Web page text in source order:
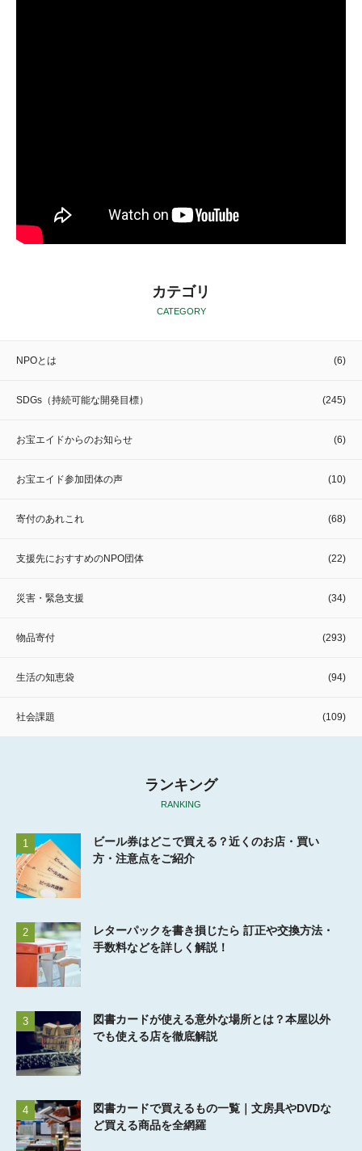
カテゴリ
CATEGORY
NPOとは (6)
SDGs（持続可能な開発目標） (245)
お宝エイドからのお知らせ (6)
お宝エイド参加団体の声 (10)
寄付のあれこれ (68)
支援先におすすめのNPO団体 (22)
災害・緊急支援 (34)
物品寄付 (293)
生活の知恵袋 (94)
社会課題 (109)
ランキング
RANKING
1
ビール券はどこで買える？近くのお店・買い
方・注意点をご紹介
2
レターパックを書き損じたら 訂正や交換方法・
手数料などを詳しく解説！
3
図書カードが使える意外な場所とは？本屋以外
でも使える店を徹底解説
4
図書カードで買えるもの一覧｜文房具やDVDな
ど買える商品を全網羅